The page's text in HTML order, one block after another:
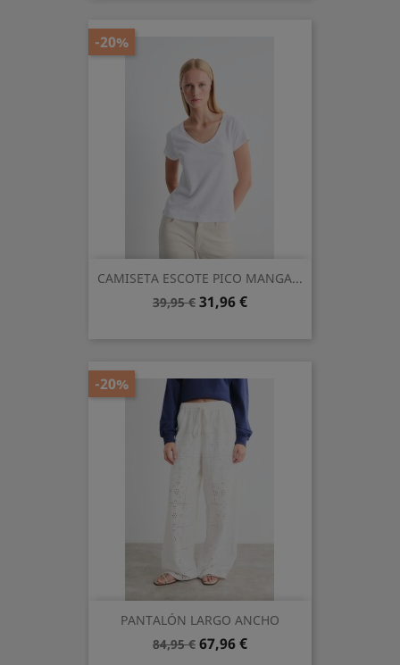
CAMISETA ESCOTE PICO MANGA...
Precio
39,95 € Precio
31,96 €
-20%
PANTALÓN LARGO ANCHO
Precio
84,95 € Precio
67,96 €
-20%